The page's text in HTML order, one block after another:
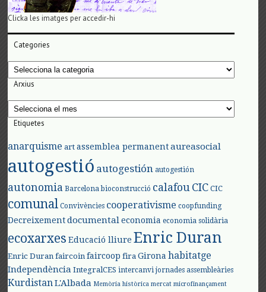
Clicka les imatges per accedir-hi
Categories
Categories
Arxius
Arxius
Etiquetes
anarquisme art assemblea permanent aureasocial
autogestió autogestión autogestión
autonomia Barcelona bioconstrucció calafouCIC CIC
comunal Convivències cooperativisme coopfunding
Decreixement documental economia economia solidària
ecoxarxes Educació lliure Enric Duran
Enric Duran faircoin faircoop fira Girona habitatge
Independència IntegralCES intercanvi jornades assembleàries
KurdistanL'Albada Memòria històrica mercat microfinançament